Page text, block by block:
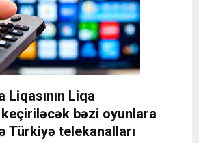
Liqasının Liqa
bəzi oyunlara
Türkiyə telekanalları